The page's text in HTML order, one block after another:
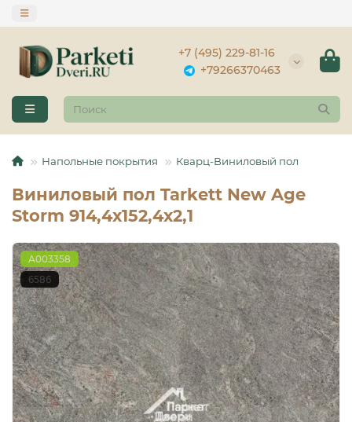
+7 (495) 229-81-16
+79266370463
Напольные покрытия Кварц-Виниловый пол
Виниловый пол Tarkett New Age
Storm 914,4х152,4х2,1
A003358
6586